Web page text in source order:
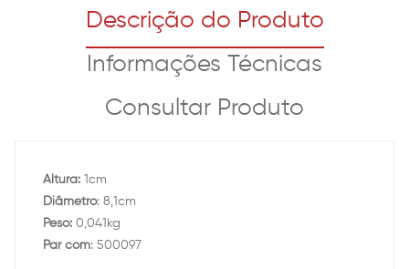
Descrição do Produto
Informações Técnicas
Consultar Produto
Altura: 1cm
Diâmetro: 8,1cm
Peso: 0,041kg
Par com: 500097